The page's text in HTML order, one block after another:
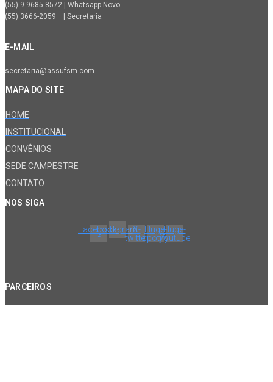
(55) 9.9685-8572 | Whatsapp Novo
(55) 3666-2059 | Secretaria
E-MAIL
secretaria@assufsm.com
MAPA DO SITE
HOME
INSTITUCIONAL
CONVÊNIOS
SEDE CAMPESTRE
CONTATO
NOS SIGA
Facebook-
f
InstagramX-
twitter
Huge-
spotify
Huge-
youtube
PARCEIROS